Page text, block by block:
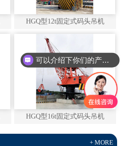
HGQ型12t固定式码头吊机
HGQ型16t固定式码头吊机
+ MORE
可以介绍下你们的产品么